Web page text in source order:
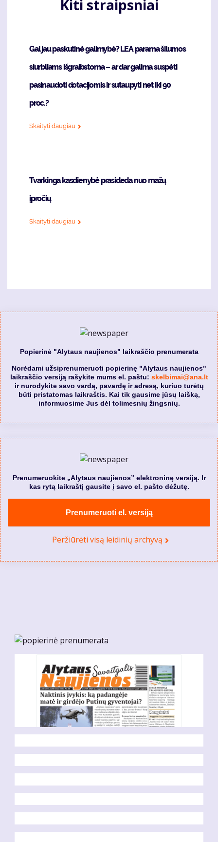
Kiti straipsniai
Gal jau paskutinė galimybė? LEA parama šilumos
siurbliams išgraibstoma – ar dar galima suspėti
pasinaudoti dotacijomis ir sutaupyti net iki 90
proc.?
Skaityti daugiau
Tvarkinga kasdienybė prasideda nuo mažų
įpročių
Skaityti daugiau
Popierinė "Alytaus naujienos" laikraščio prenumerata
Norėdami užsiprenumeruoti popierinę "Alytaus naujienos"
laikraščio versiją rašykite mums el. paštu: skelbimai@ana.lt
ir nurodykite savo vardą, pavardę ir adresą, kuriuo turėtų
būti pristatomas laikraštis. Kai tik gausime jūsų laišką,
informuosime Jus dėl tolimesnių žingsnių.
Prenumeruokite „Alytaus naujienos” elektroninę versiją. Ir
kas rytą laikraštį gausite į savo el. pašto dėžutę.
Prenumeruoti el. versiją
Peržiūrėti visą leidinių archyvą